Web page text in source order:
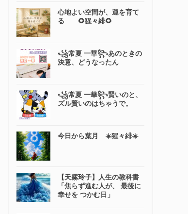
心地よい空間が、運を育て
る 🌻猩々緋🌻
꧁常夏 一華꧂あのときの
決意、どうなったん
꧁常夏 一華꧂賢いのと、
ズル賢いのはちゃうで。
今日から葉月 ☀️猩々緋☀️
【天霧玲子】人生の教科書
「焦らず進む人が、 最後に
幸せを つかむ日」